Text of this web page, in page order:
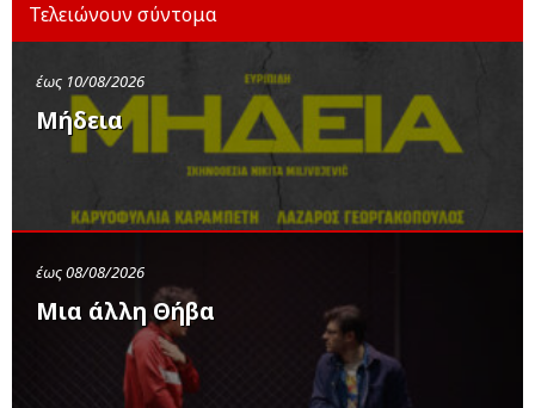
Τελειώνουν σύντομα
έως 10/08/2026
Μήδεια
έως 08/08/2026
Μια άλλη Θήβα